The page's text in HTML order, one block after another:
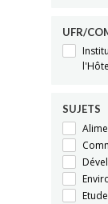
UFR/
SUJETS